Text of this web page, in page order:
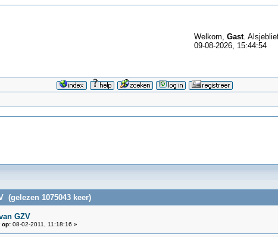
Welkom, Gast.
09-08-2026, 15:44:54
(gelezen 1075043 keer)
GZV
op:08-02-2011, 11:18:16 »